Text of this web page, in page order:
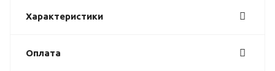
Характеристики
Оплата